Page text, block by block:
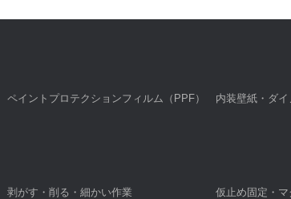
ペイントプロテクションフィルム（PPF） 内装壁紙・ダ
剥がす・削る・細かい作業 仮止め固定・マ